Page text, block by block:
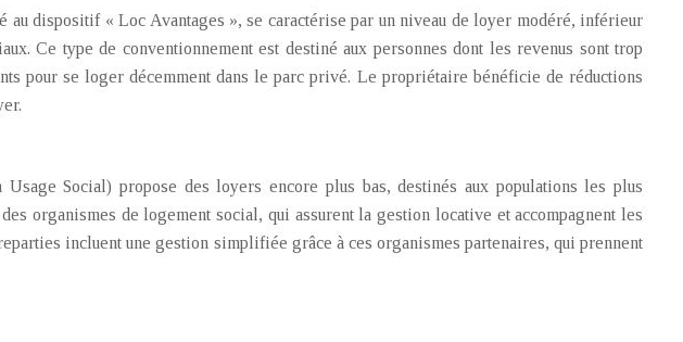
dispositif « Loc Avantages », se caractérise par un niveau de loyer modéré, inférieur
Ce type de conventionnement est destiné aux personnes dont les revenus sont trop
pour se loger décemment dans le parc privé. Le propriétaire bénéficie de réductions
Social) propose des loyers encore plus bas, destinés aux populations les plus
organismes de logement social, qui assurent la gestion locative et accompagnent les
incluent une gestion simplifiée grâce à ces organismes partenaires, qui prennent